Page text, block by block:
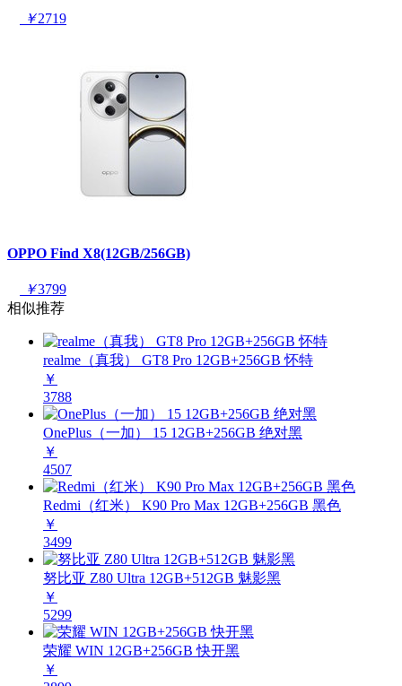
￥2719
OPPO Find X8(12GB/256GB)
￥3799
相似推荐
realme（真我） GT8 Pro 12GB+256GB 怀特
￥
3788
OnePlus（一加） 15 12GB+256GB 绝对黑
￥
4507
Redmi（红米） K90 Pro Max 12GB+256GB 黑色
￥
3499
努比亚 Z80 Ultra 12GB+512GB 魅影黑
￥
5299
荣耀 WIN 12GB+256GB 快开黑
￥